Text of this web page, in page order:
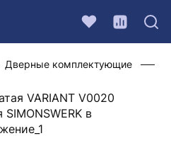
Дверные комплектующие